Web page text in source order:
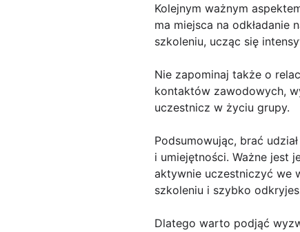
Kolejnym ważnym
ma miejsca na odkładanie
szkoleniu, ucząc się
Nie zapominaj także o
kontaktów zawodowych,
uczestnicz w życiu grupy.
Podsumowując, brać
i umiejętności. Ważne jest
aktywnie uczestniczyć we
szkoleniu i szybko
Dlatego warto podjąć